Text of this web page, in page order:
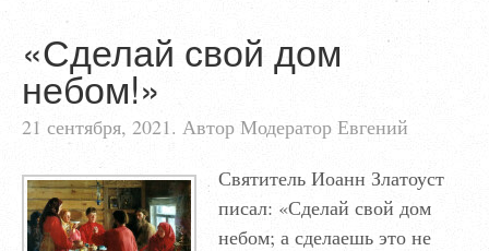
«Сделай свой дом
небом!»
21 сентября, 2021. Автор Модератор Евгений
Святитель Иоанн Златоуст
писал: «Сделай свой дом
небом; а сделаешь это не